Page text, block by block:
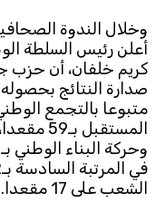
وخلال الندوة
أعلن رئيس السلطة
كريم خلفان، أن حزب
الشعب على 17 مقعدا.